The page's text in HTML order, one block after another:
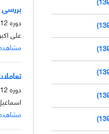
بررسی
دوره 12، شماره 2، آذر 1401، صفحه
علی
دوره 12، شماره 1، خرداد 1401، صفحه